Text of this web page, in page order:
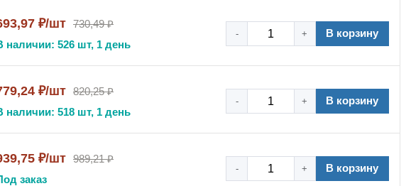
₽/шт 730,49 ₽
наличии: 526 шт, 1 день
- + В корзину
₽/шт 820,25 ₽
наличии: 518 шт, 1 день
- + В корзину
₽/шт 989,21 ₽
заказ
- + В корзину